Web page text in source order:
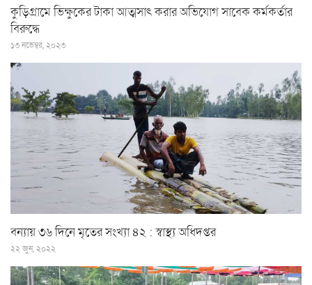
কুড়িগ্রামে ভিক্ষুকের টাকা আত্মসাৎ করার অভিযোগ সাবেক কর্মকর্তার
বিরুদ্ধে
১৩ নভেম্বর, ২০২৩
বন্যায় ৩৬ দিনে মৃতের সংখ্যা ৪২ : স্বাস্থ্য অধিদপ্তর
২২ জুন, ২০২২